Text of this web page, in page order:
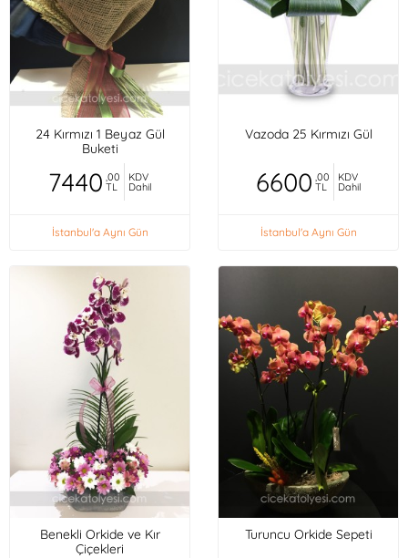
24 Kırmızı 1 Beyaz Gül
Buketi
7440 ,00
TL
KDV
Dahil
İstanbul'a Aynı Gün
Vazoda 25 Kırmızı Gül
6600 ,00
TL
KDV
Dahil
İstanbul'a Aynı Gün
Benekli Orkide ve Kır
Çiçekleri
Turuncu Orkide Sepeti